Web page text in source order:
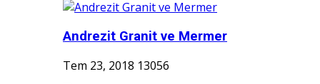
Andrezit Granit ve Mermer
Tem 23, 2018 13056